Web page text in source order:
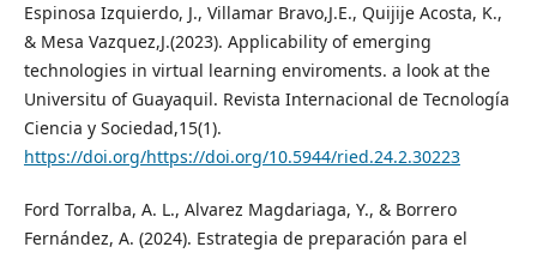
Espinosa Izquierdo, J., Villamar Bravo,J.E., Quijije Acosta, K.,
& Mesa Vazquez,J.(2023). Applicability of emerging
technologies in virtual learning enviroments. a look at the
Universitu of Guayaquil. Revista Internacional de Tecnología
Ciencia y Sociedad,15(1).
https://doi.org/https://doi.org/10.5944/ried.24.2.30223
Ford Torralba, A. L., Alvarez Magdariaga, Y., & Borrero
Fernández, A. (2024). Estrategia de preparación para el